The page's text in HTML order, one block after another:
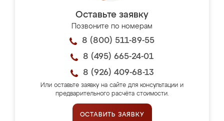
Оставьте заявку
Позвоните по номерам
8 (800) 511-89-55
8 (495) 665-24-01
8 (926) 409-68-13
Или оставьте заявку на сайте для консультации и
предварительного расчёта стоимости.
ОСТАВИТЬ ЗАЯВКУ